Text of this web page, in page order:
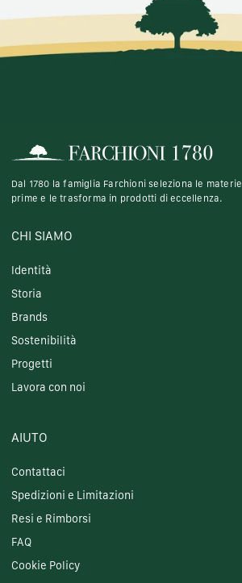
Dal 1780 la famiglia Farchioni seleziona le materie
prime e le trasforma in prodotti di eccellenza.
CHI SIAMO
Identità
Storia
Brands
Sostenibilità
Progetti
Lavora con noi
AIUTO
Contattaci
Spedizioni e Limitazioni
Resi e Rimborsi
FAQ
Cookie Policy